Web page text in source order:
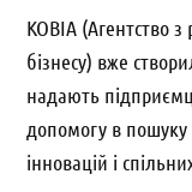
KOBIA (Агентство
бізнесу) вже
надають
допомогу в пошуку
інновацій і